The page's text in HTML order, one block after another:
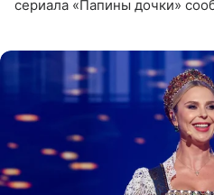
сериала «Папины дочки»